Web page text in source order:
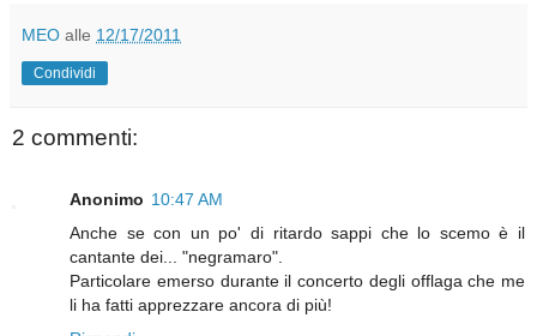
MEO alle 12/17/2011
Condividi
2 commenti:
Anonimo 10:47 AM
Anche se con un po' di ritardo sappi che lo scemo è il
cantante dei... "negramaro".
Particolare emerso durante il concerto degli offlaga che me
li ha fatti apprezzare ancora di più!